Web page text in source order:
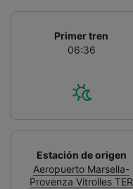
Primer tren
06:36
Estación de origen
Aeropuerto Marsella-
Provenza Vitrolles TER